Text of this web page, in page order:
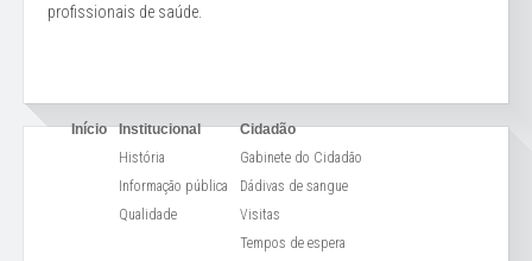
profissionais de saúde.
Início
Institucional
História
Informação pública
Qualidade
Cidadão
Gabinete do Cidadão
Dádivas de sangue
Visitas
Tempos de espera